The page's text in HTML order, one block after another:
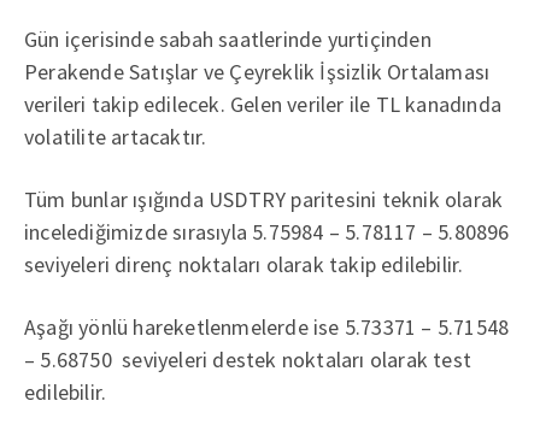
Gün içerisinde sabah saatlerinde yurtiçinden
Perakende Satışlar ve Çeyreklik İşsizlik Ortalaması
verileri takip edilecek. Gelen veriler ile TL kanadında
volatilite artacaktır.
Tüm bunlar ışığında USDTRY paritesini teknik olarak
incelediğimizde sırasıyla 5.75984 – 5.78117 – 5.80896
seviyeleri direnç noktaları olarak takip edilebilir.
Aşağı yönlü hareketlenmelerde ise 5.73371 – 5.71548
– 5.68750 seviyeleri destek noktaları olarak test
edilebilir.